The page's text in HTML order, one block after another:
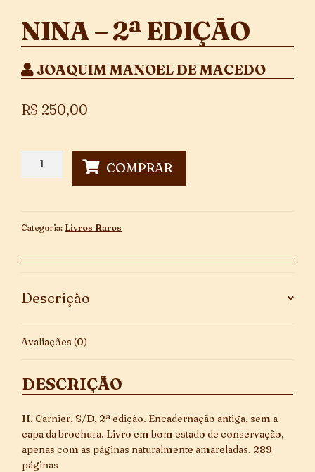
NINA – 2ª EDIÇÃO
JOAQUIM MANOEL DE MACEDO
R$ 250,00
Nina
COMPRAR
Categoria: Livros Raros
Descrição
Avaliações (0)
DESCRIÇÃO
H. Garnier, S/D, 2ª edição. Encadernação antiga, sem a
capa da brochura. Livro em bom estado de conservação,
apenas com as páginas naturalmente amareladas. 289
páginas